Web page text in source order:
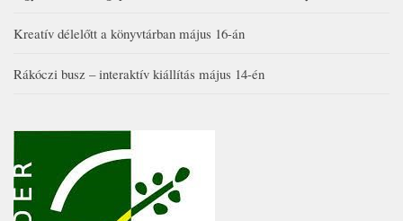
Kreatív délelőtt a könyvtárban május 16-án
Rákóczi busz – interaktív kiállítás május 14-én